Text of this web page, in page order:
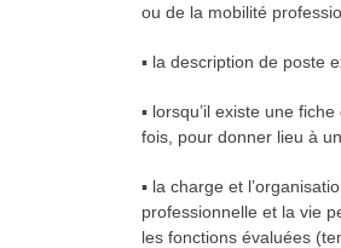
ou de la mobilité
▪ la description de poste
▪ lorsqu’il existe une
fois, pour donner lieu à
▪ la charge et
professionnelle et la vie
les fonctions évaluées